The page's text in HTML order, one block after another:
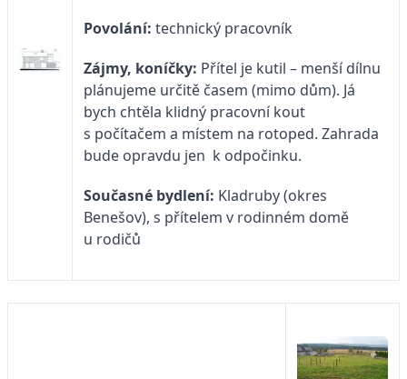
Povolání: technický pracovník
Zájmy, koníčky: Přítel je kutil – menší dílnu
plánujeme určitě časem (mimo dům). Já
bych chtěla klidný pracovní kout
s počítačem a místem na rotoped. Zahrada
bude opravdu jen k odpočinku.
Současné bydlení: Kladruby (okres
Benešov), s přítelem v rodinném domě
u rodičů